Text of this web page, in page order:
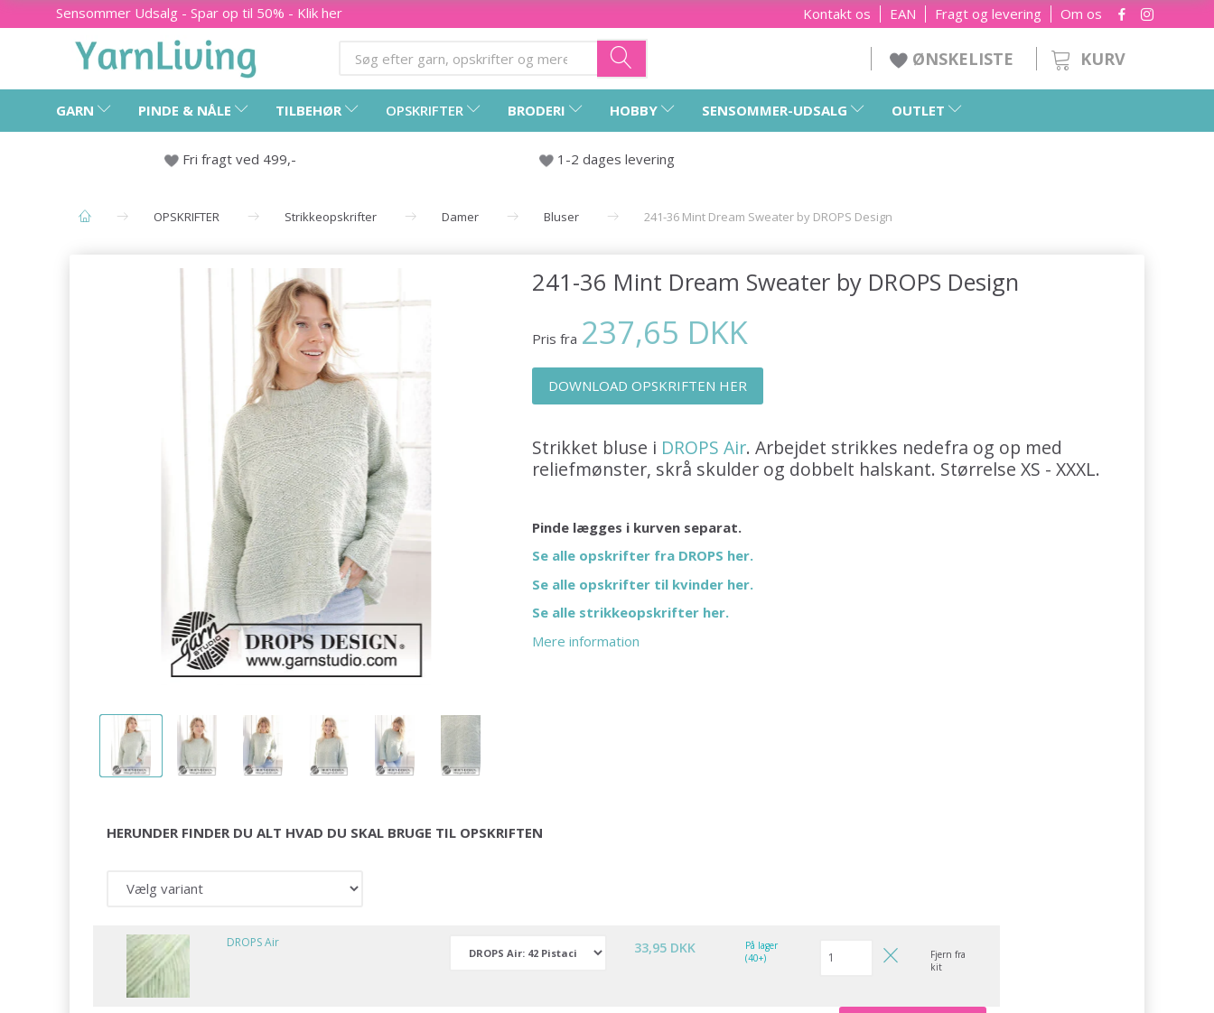
Sensommer Udsalg - Spar op til 50% - Klik her Om os
Fragt og levering
EAN
Kontakt os
KURV
ØNSKELISTE
GARN PINDE & NÅLE TILBEHØR OPSKRIFTER BRODERI HOBBY SENSOMMER-UDSALG OUTLET
Fri fragt ved 499,- 1-2 dages levering
OPSKRIFTER Strikkeopskrifter Damer Bluser 241-36 Mint Dream Sweater by DROPS Design
241-36 Mint Dream Sweater by DROPS Design
Pris fra 237,65 DKK
DOWNLOAD OPSKRIFTEN HER
Strikket bluse i DROPS Air. Arbejdet strikkes nedefra og op med
reliefmønster, skrå skulder og dobbelt halskant. Størrelse XS - XXXL.
Pinde lægges i kurven separat.
Se alle opskrifter fra DROPS her.
Se alle opskrifter til kvinder her.
Se alle strikkeopskrifter her.
Mere information
HERUNDER FINDER DU ALT HVAD DU SKAL BRUGE TIL OPSKRIFTEN
DROPS Air 33,95 DKK
På lager
(40+)
Fjern fra
kit